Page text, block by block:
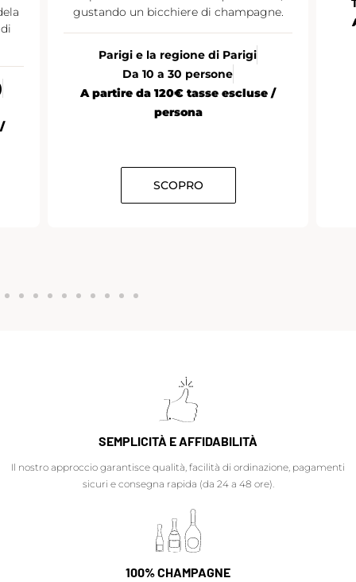
gustando un bicchiere di champagne.
Parigi e la regione di Parigi
Da 10 a 30 persone
A partire da 120€ tasse escluse /
persona
SCOPRO
SEMPLICITÀ E AFFIDABILITÀ
Il nostro approccio garantisce qualità, facilità di ordinazione, pagamenti
sicuri e consegna rapida (da 24 a 48 ore).
100% CHAMPAGNE